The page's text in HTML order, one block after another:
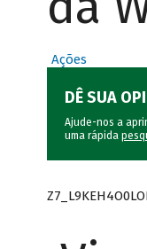
Ações
DÊ SUA
Ajude-nos a
uma rápida